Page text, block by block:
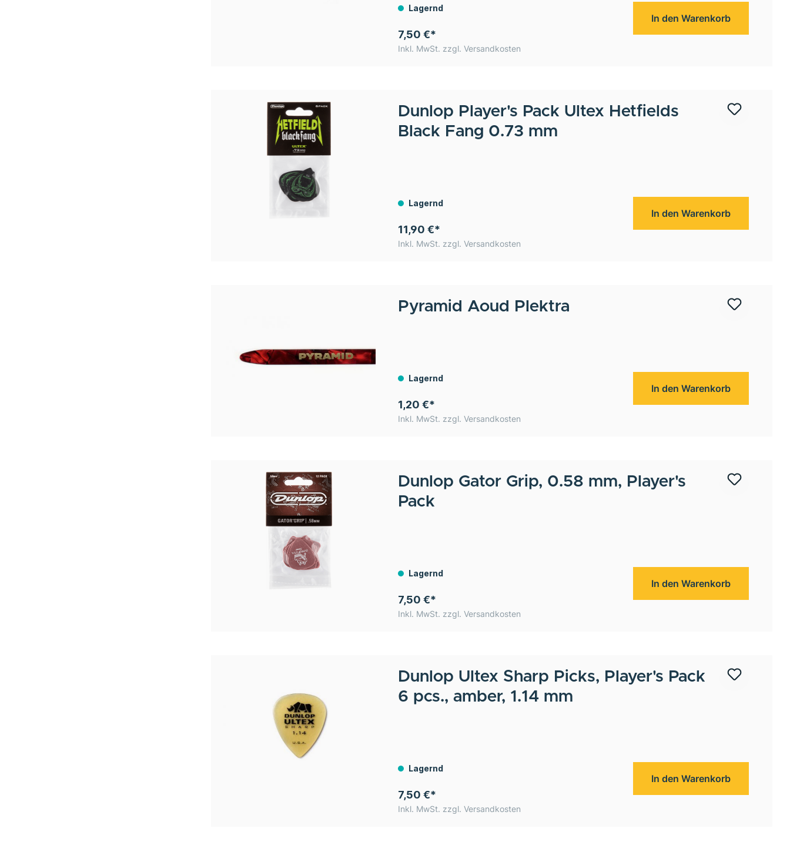
Lagernd
7,50 €*
Inkl. MwSt. zzgl. Versandkosten
In den Warenkorb
Dunlop Player's Pack Ultex Hetfields
Black Fang 0.73 mm
Lagernd
11,90 €*
Inkl. MwSt. zzgl. Versandkosten
In den Warenkorb
Pyramid Aoud Plektra
Lagernd
1,20 €*
Inkl. MwSt. zzgl. Versandkosten
In den Warenkorb
Dunlop Gator Grip, 0.58 mm, Player's
Pack
Lagernd
7,50 €*
Inkl. MwSt. zzgl. Versandkosten
In den Warenkorb
Dunlop Ultex Sharp Picks, Player's Pack
6 pcs., amber, 1.14 mm
Lagernd
7,50 €*
Inkl. MwSt. zzgl. Versandkosten
In den Warenkorb